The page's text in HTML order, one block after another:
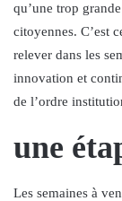
qu’une trop
citoyennes. C’est
relever dans les
innovation et
de l’ordre
une
Les semaines à